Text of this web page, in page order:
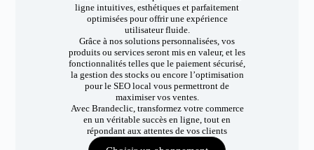
ligne intuitives, esthétiques et parfaitement
optimisées pour offrir une expérience
utilisateur fluide.
Grâce à nos solutions personnalisées, vos
produits ou services seront mis en valeur, et les
fonctionnalités telles que le paiement sécurisé,
la gestion des stocks ou encore l’optimisation
pour le SEO local vous permettront de
maximiser vos ventes.
Avec Brandeclic, transformez votre commerce
en un véritable succès en ligne, tout en
répondant aux attentes de vos clients